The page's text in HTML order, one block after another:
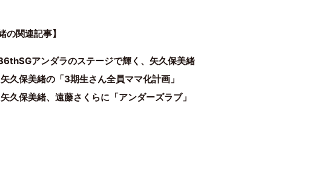
の関連記事】
アンダラのステージで輝く、矢久保美緒
久保美緒の「3期生さん全員ママ化計画」
久保美緒、遠藤さくらに「アンダーズラブ」